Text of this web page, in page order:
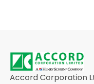
Accord Corporation